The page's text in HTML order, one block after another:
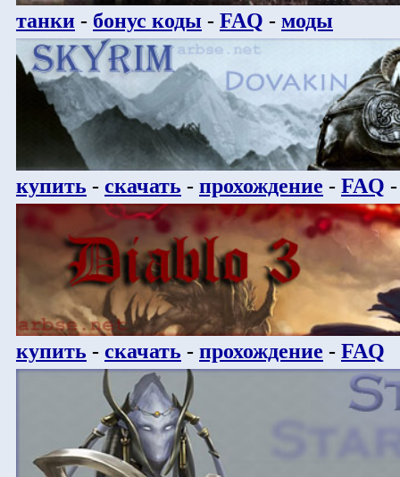
танки - бонус коды - FAQ - моды
купить - скачать - прохождение - FAQ
купить - скачать - прохождение - FAQ